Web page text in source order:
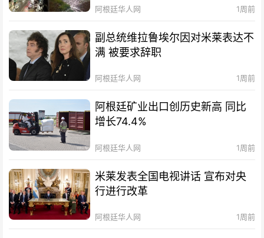
阿根廷华人网 1周前
副总统维拉鲁埃尔因对米莱表达不
满 被要求辞职
阿根廷华人网 1周前
阿根廷矿业出口创历史新高 同比
增长74.4%
阿根廷华人网 1周前
米莱发表全国电视讲话 宣布对央
行进行改革
阿根廷华人网 1周前